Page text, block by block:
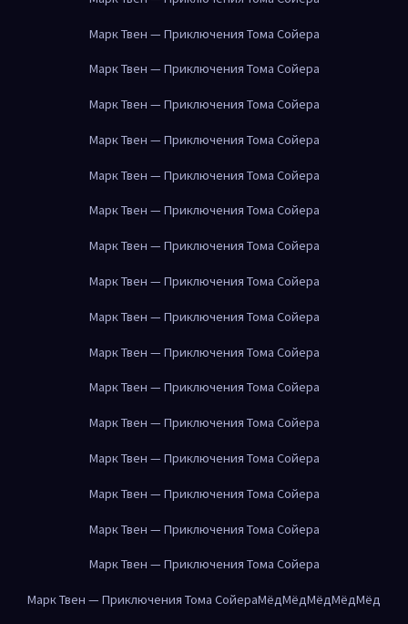
Марк Твен — Приключения Тома Сойера
Марк Твен — Приключения Тома Сойера
Марк Твен — Приключения Тома Сойера
Марк Твен — Приключения Тома Сойера
Марк Твен — Приключения Тома Сойера
Марк Твен — Приключения Тома Сойера
Марк Твен — Приключения Тома Сойера
Марк Твен — Приключения Тома Сойера
Марк Твен — Приключения Тома Сойера
Марк Твен — Приключения Тома Сойера
Марк Твен — Приключения Тома Сойера
Марк Твен — Приключения Тома Сойера
Марк Твен — Приключения Тома Сойера
Марк Твен — Приключения Тома Сойера
Марк Твен — Приключения Тома Сойера
Марк Твен — Приключения Тома Сойера
Марк Твен — Приключения Тома СойераМёдМёдМёдМёдМёд